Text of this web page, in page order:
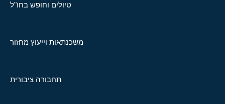
טיולים וחופש בחו"ל
משכנתאות וייעוץ מחזור
תחבורה ציבורית